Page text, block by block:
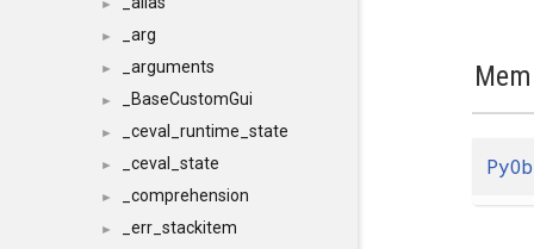
►
► _arg
► _arguments
► _BaseCustomGui
► _ceval_runtime_state
► _ceval_state
► _comprehension
► _err_stackitem